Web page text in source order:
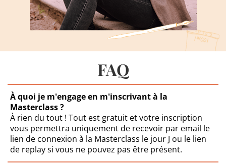
FAQ
À quoi je m'engage en m'inscrivant à la
Masterclass ?
À rien du tout ! Tout est gratuit et votre inscription
vous permettra uniquement de recevoir par email le
lien de connexion à la Masterclass le jour J ou le lien
de replay si vous ne pouvez pas être présent.